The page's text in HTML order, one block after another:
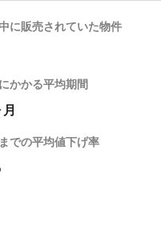
に販売されていた物件
かかる平均期間
での平均値下げ率